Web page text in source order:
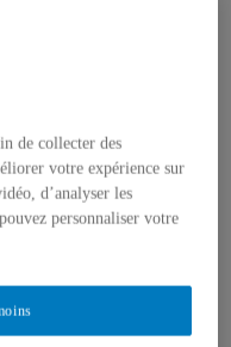
de collecter des
votre expérience sur
d’analyser les
personnaliser votre